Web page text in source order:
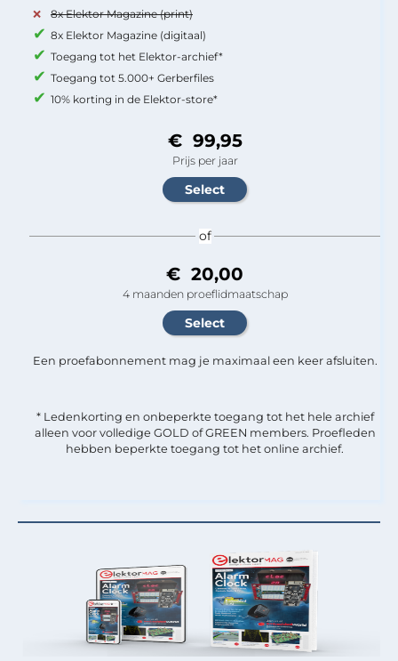
8x Elektor Magazine (print)
8x Elektor Magazine (digitaal)
Toegang tot het Elektor-archief*
Toegang tot 5.000+ Gerberfiles
10% korting in de Elektor-store*
€ 99,95
Prijs per jaar
of
€ 20,00
4 maanden proeflidmaatschap
Een proefabonnement mag je maximaal een keer afsluiten.
* Ledenkorting en onbeperkte toegang tot het hele archief
alleen voor volledige GOLD of GREEN members. Proefleden
hebben beperkte toegang tot het online archief.